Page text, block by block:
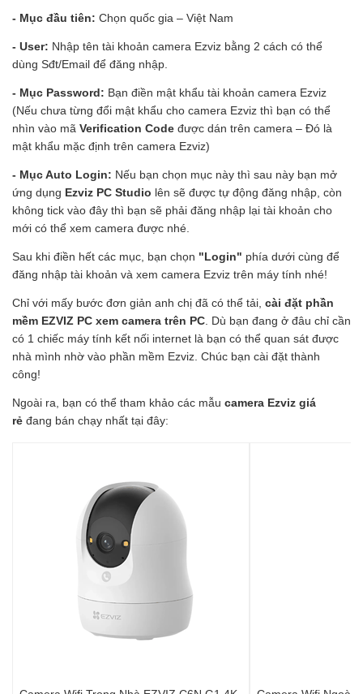
- Mục đầu tiên: Chọn quốc gia – Việt Nam
- User: Nhập tên tài khoản camera Ezviz bằng 2 cách có thể
dùng Sđt/Email để đăng nhập.
- Mục Password: Bạn điền mật khẩu tài khoản camera Ezviz
(Nếu chưa từng đổi mật khẩu cho camera Ezviz thì bạn có thể
nhìn vào mã Verification Code được dán trên camera – Đó là
mật khẩu mặc định trên camera Ezviz)
- Mục Auto Login: Nếu bạn chọn mục này thì sau này bạn mở
ứng dụng Ezviz PC Studio lên sẽ được tự động đăng nhập, còn
không tick vào đây thì bạn sẽ phải đăng nhập lại tài khoản cho
mới có thể xem camera được nhé.
Sau khi điền hết các mục, bạn chọn "Login" phía dưới cùng để
đăng nhập tài khoản và xem camera Ezviz trên máy tính nhé!
Chỉ với mấy bước đơn giản anh chị đã có thể tải, cài đặt phần
mềm EZVIZ PC xem camera trên PC . Dù bạn đang ở đâu chỉ cần
có 1 chiếc máy tính kết nối internet là bạn có thể quan sát được
nhà mình nhờ vào phần mềm Ezviz. Chúc bạn cài đặt thành
công!
Ngoài ra, bạn có thể tham khảo các mẫu camera Ezviz giá
rẻ đang bán chạy nhất tại đây: